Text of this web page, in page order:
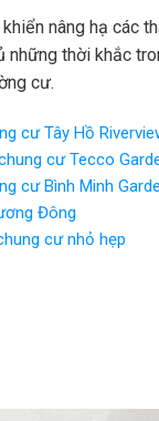
nâng hạ các
thời khắc
cư.
cư Tây Hồ
cư Tecco
cư Bình Minh
Đông
cư nhỏ hẹp